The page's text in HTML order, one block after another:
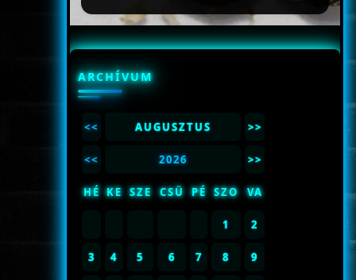
ARCHÍVUM
<< AUGUSZTUS >>
<< 2026 >>
HÉ KE SZE CSÜ PÉ SZO VA
1 2
3 4 5 6 7 8 9